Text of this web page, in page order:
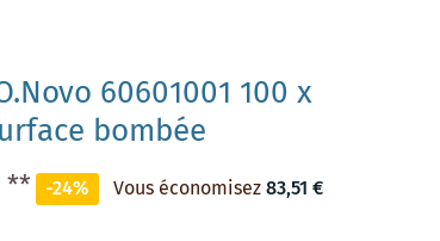
60601001 100 x
bombée
** -24% Vous économisez83,51 €